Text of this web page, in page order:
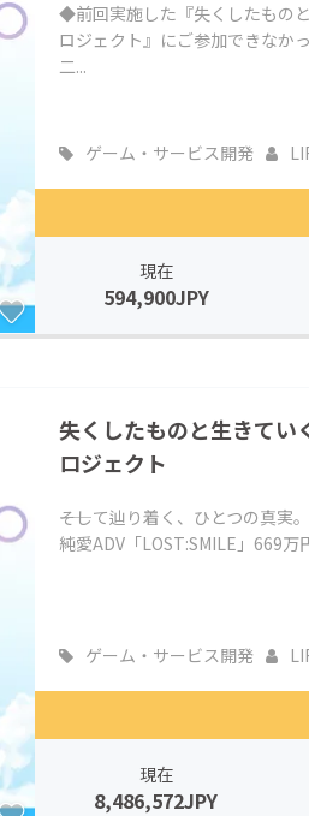
◆前回実施した『失くしたもの
ロジェクト』にご参加できな
二...
ゲーム・サービス開発
現在
594,900JPY
失くしたものと生きてい
ロジェクト
――そして辿り着く、ひとつの真
純愛ADV「LOST:SMILE」669
ゲーム・サービス開発
現在
8,486,572JPY